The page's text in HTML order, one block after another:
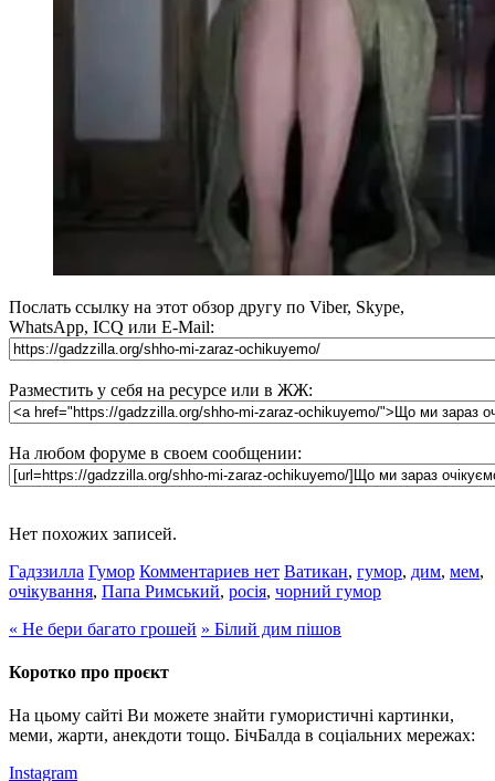
Послать ссылку на этот обзор другу по Viber, Skype,
WhatsApp, ICQ или E-Mail:
Разместить у себя на ресурсе или в ЖЖ:
На любом форуме в своем сообщении:
Нет похожих записей.
Гадззилла Гумор Комментариев нет Ватикан, гумор, дим, мем,
очікування, Папа Римський, росія, чорний гумор
« Не бери багато грошей » Білий дим пішов
Коротко про проєкт
На цьому сайті Ви можете знайти гумористичні картинки,
меми, жарти, анекдоти тощо. БічБалда в соціальних мережах:
Instagram